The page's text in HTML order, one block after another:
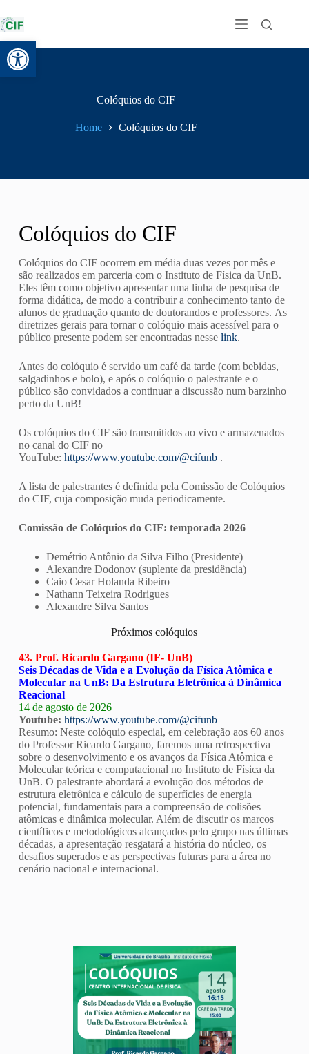
Abrir a barra de ferramentas
Colóquios do CIF
Home Colóquios do CIF
Colóquios do CIF
Colóquios do CIF ocorrem em média duas vezes por mês e
são realizados em parceria com o Instituto de Física da UnB.
Eles têm como objetivo apresentar uma linha de pesquisa de
forma didática, de modo a contribuir a conhecimento tanto de
alunos de graduação quanto de doutorandos e professores. As
diretrizes gerais para tornar o colóquio mais acessível para o
público presente podem ser encontradas nesse link.
Antes do colóquio é servido um café da tarde (com bebidas,
salgadinhos e bolo), e após o colóquio o palestrante e o
público são convidados a continuar a discussão num barzinho
perto da UnB!
Os colóquios do CIF são transmitidos ao vivo e armazenados
no canal do CIF no
YouTube: https://www.youtube.com/@cifunb.
A lista de palestrantes é definida pela Comissão de Colóquios
do CIF, cuja composição muda periodicamente.
Comissão de Colóquios do CIF: temporada 2026
Demétrio Antônio da Silva Filho (Presidente)
Alexandre Dodonov (suplente da presidência)
Caio Cesar Holanda Ribeiro
Nathann Teixeira Rodrigues
Alexandre Silva Santos
Próximos colóquios
43. Prof. Ricardo Gargano (IF- UnB)
Seis Décadas de Vida e a Evolução da Física Atômica e
Molecular na UnB: Da Estrutura Eletrônica à Dinâmica
Reacional
14 de agosto de 2026
Youtube: https://www.youtube.com/@cifunb
Resumo: Neste colóquio especial, em celebração aos 60 anos
do Professor Ricardo Gargano, faremos uma retrospectiva
sobre o desenvolvimento e os avanços da Física Atômica e
Molecular teórica e computacional no Instituto de Física da
UnB. O palestrante abordará a evolução dos métodos de
estrutura eletrônica e cálculo de superfícies de energia
potencial, fundamentais para a compreensão de colisões
atômicas e dinâmica molecular. Além de discutir os marcos
científicos e metodológicos alcançados pelo grupo nas últimas
décadas, a apresentação resgatará a história do núcleo, os
desafios superados e as perspectivas futuras para a área no
cenário nacional e internacional.